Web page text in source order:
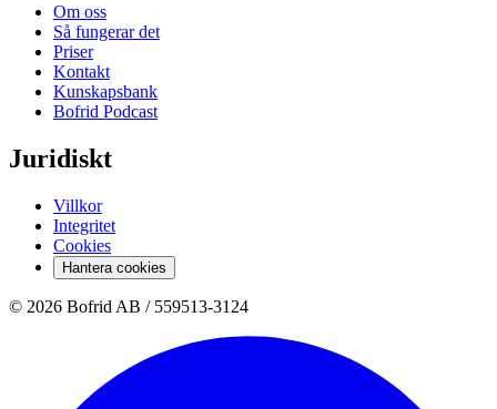
Om oss
Så fungerar det
Priser
Kontakt
Kunskapsbank
Bofrid Podcast
Juridiskt
Villkor
Integritet
Cookies
Hantera cookies
© 2026 Bofrid AB / 559513-3124